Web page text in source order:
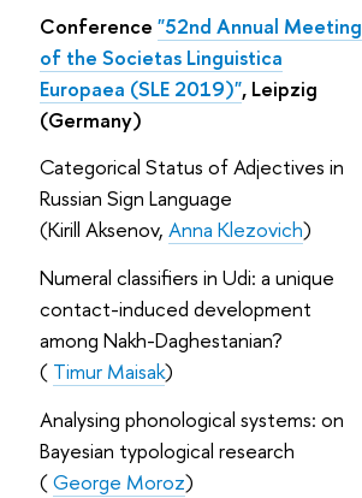
Conference "52nd Annual Meeting
of the Societas Linguistica
Europaea (SLE 2019)", Leipzig
(Germany)
Categorical Status of Adjectives in
Russian Sign Language
(Kirill Aksenov, Anna Klezovich)
Numeral classifiers in Udi: a unique
contact-induced development
among Nakh-Daghestanian?
( Timur Maisak)
Analysing phonological systems: on
Bayesian typological research
(George Moroz)